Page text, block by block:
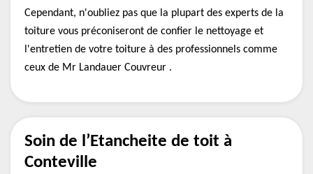
Cependant, n'oubliez pas que la plupart des experts de la
toiture vous préconiseront de confier le nettoyage et
l'entretien de votre toiture à des professionnels comme
ceux de Mr Landauer Couvreur .
Soin de l’Etancheite de toit à
Conteville